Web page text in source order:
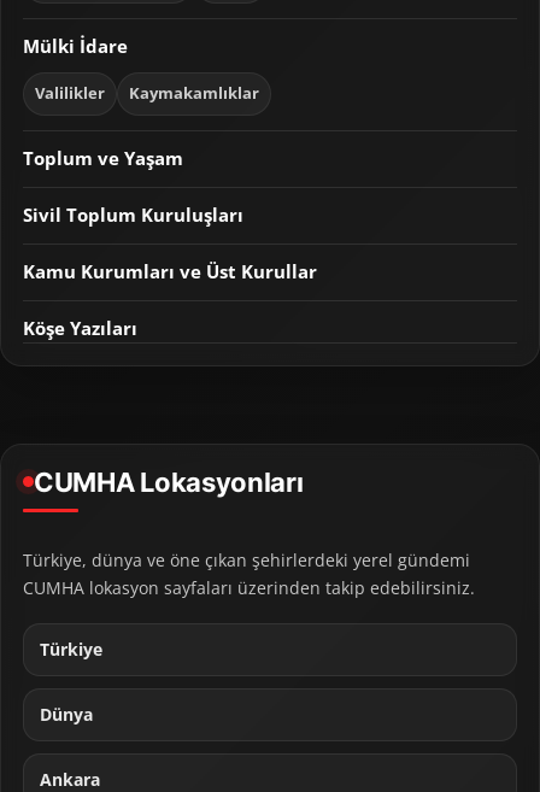
Mülki İdare
Valilikler Kaymakamlıklar
Toplum ve Yaşam
Sivil Toplum Kuruluşları
Kamu Kurumları ve Üst Kurullar
Köşe Yazıları
CUMHA Lokasyonları
Türkiye, dünya ve öne çıkan şehirlerdeki yerel gündemi
CUMHA lokasyon sayfaları üzerinden takip edebilirsiniz.
Türkiye
Dünya
Ankara